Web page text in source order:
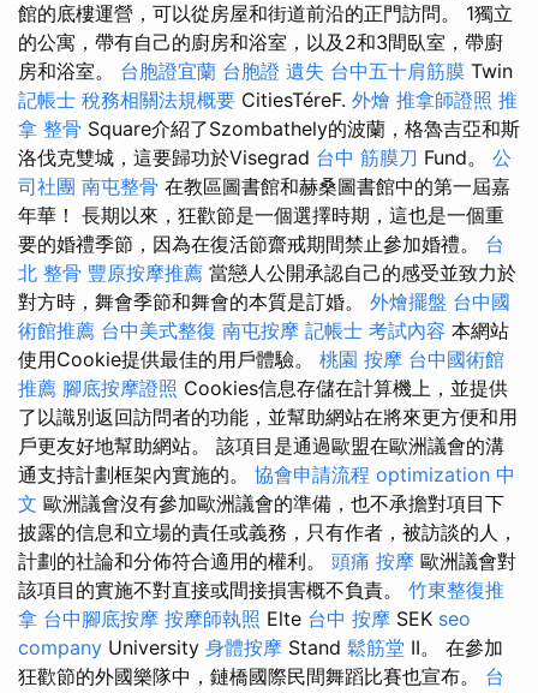
館的底樓運營，可以從房屋和街道前沿的正門訪問。 1獨立
的公寓，帶有自己的廚房和浴室，以及2和3間臥室，帶廚
房和浴室。 台胞證宜蘭 台胞證 遺失 台中五十肩筋膜 Twin
記帳士 稅務相關法規概要 CitiesTéreF. 外燴 推拿師證照 推
拿 整骨 Square介紹了Szombathely的波蘭，格魯吉亞和斯
洛伐克雙城，這要歸功於Visegrad 台中 筋膜刀 Fund。 公
司社團 南屯整骨 在教區圖書館和赫桑圖書館中的第一屆嘉
年華！ 長期以來，狂歡節是一個選擇時期，這也是一個重
要的婚禮季節，因為在復活節齋戒期間禁止參加婚禮。 台
北 整骨 豐原按摩推薦 當戀人公開承認自己的感受並致力於
對方時，舞會季節和舞會的本質是訂婚。 外燴擺盤 台中國
術館推薦 台中美式整復 南屯按摩 記帳士 考試內容 本網站
使用Cookie提供最佳的用戶體驗。 桃園 按摩 台中國術館
推薦 腳底按摩證照 Cookies信息存儲在計算機上，並提供
了以識別返回訪問者的功能，並幫助網站在將來更方便和用
戶更友好地幫助網站。 該項目是通過歐盟在歐洲議會的溝
通支持計劃框架內實施的。 協會申請流程 optimization 中
文 歐洲議會沒有參加歐洲議會的準備，也不承擔對項目下
披露的信息和立場的責任或義務，只有作者，被訪談的人，
計劃的社論和分佈符合適用的權利。 頭痛 按摩 歐洲議會對
該項目的實施不對直接或間接損害概不負責。 竹東整復推
拿 台中腳底按摩 按摩師執照 Elte 台中 按摩 SEK seo
company University 身體按摩 Stand 鬆筋堂 II。 在參加
狂歡節的外國樂隊中，鏈橋國際民間舞蹈比賽也宣布。 台